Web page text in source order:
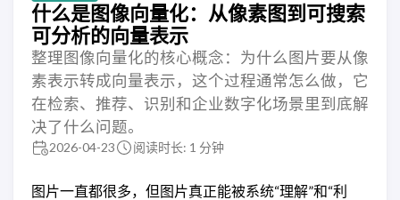
什么是图像向量化：从像素图到可搜索
可分析的向量表示
整理图像向量化的核心概念：为什么图片要从像
素表示转成向量表示，这个过程通常怎么做，它
在检索、推荐、识别和企业数字化场景里到底解
决了什么问题。
2026-04-23 阅读时长: 1 分钟
图片一直都很多，但图片真正能被系统“理解”和“利